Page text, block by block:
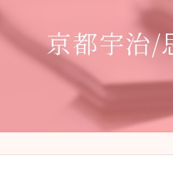
京都宇治/